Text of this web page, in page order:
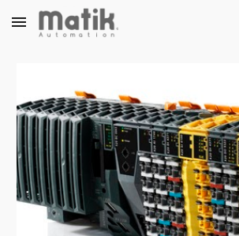
Skip to main content